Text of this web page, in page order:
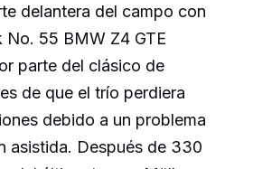
delantera del campo con
No. 55 BMW Z4 GTE
parte del clásico de
de que el trío perdiera
debido a un problema
asistida. Después de 330